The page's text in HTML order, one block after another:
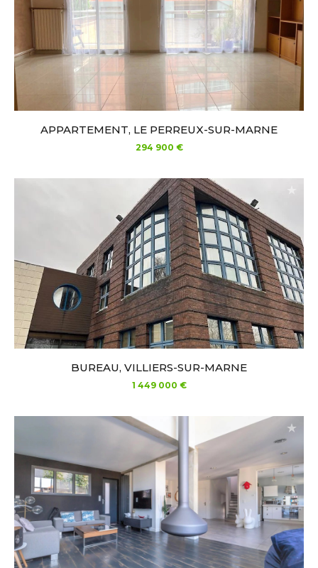
APPARTEMENT, LE PERREUX-SUR-MARNE
294 900 €
BUREAU, VILLIERS-SUR-MARNE
1 449 000 €